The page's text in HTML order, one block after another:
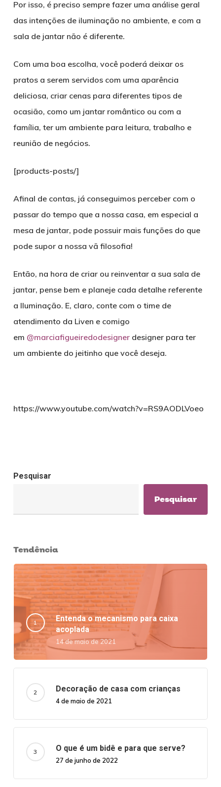
Por isso, é preciso sempre fazer uma análise geral
das intenções de iluminação no ambiente, e com a
sala de jantar não é diferente.
Com uma boa escolha, você poderá deixar os
pratos a serem servidos com uma aparência
deliciosa, criar cenas para diferentes tipos de
ocasião, como um jantar romântico ou com a
família, ter um ambiente para leitura, trabalho e
reunião de negócios.
[products-posts/]
Afinal de contas, já conseguimos perceber com o
passar do tempo que a nossa casa, em especial a
mesa de jantar, pode possuir mais funções do que
pode supor a nossa vã filosofia!
Então, na hora de criar ou reinventar a sua sala de
jantar, pense bem e planeje cada detalhe referente
a Iluminação. E, claro, conte com o time de
atendimento da Liven e comigo
em @marciafigueiredodesignerdesigner para ter
um ambiente do jeitinho que você deseja.
https://www.youtube.com/watch?v=RS9AODLVoeo
Pesquisar
Pesquisar
Tendência
Entenda o mecanismo para caixa
acoplada
14 de maio de 2021
Decoração de casa com crianças
4 de maio de 2021
O que é um bidê e para que serve?
27 de junho de 2022